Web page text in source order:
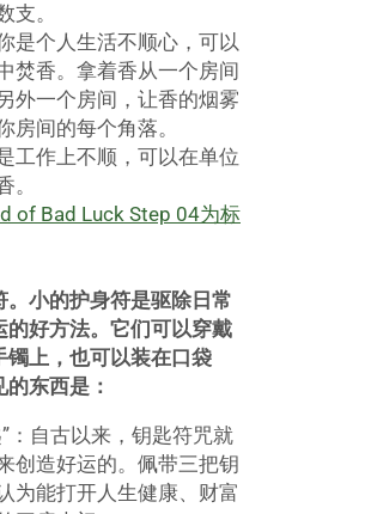
支。
是个人生活不顺心，可以
焚香。拿着香从一个房间
外一个房间，让香的烟雾
房间的每个角落。
工作上不顺，可以在单位
。
。小的护身符是驱除日常
的好方法。它们可以穿戴
镯上，也可以装在口袋
东西是：
”：自古以来，钥匙符咒就
创造好运的。佩带三把钥
为能打开人生健康、财富